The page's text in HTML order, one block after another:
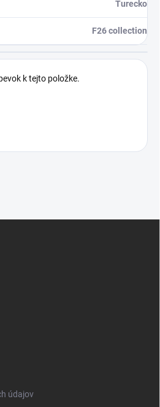
Turecko
F26 collection
k tejto položke.
údajov